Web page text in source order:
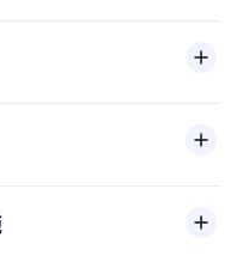
平台的多账号运营，
，防止平台风控检测
存、评论数据
机制，或违反适用法律
、价格监